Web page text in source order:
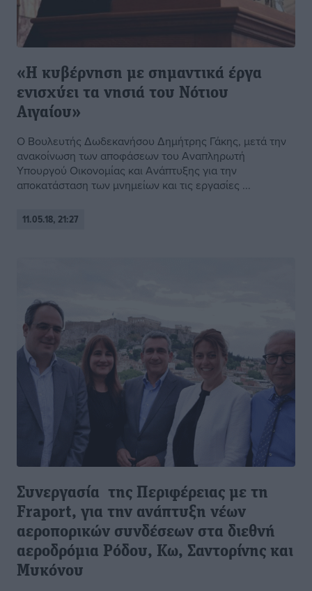
«Η κυβέρνηση με σημαντικά έργα
ενισχύει τα νησιά του Νότιου
Αιγαίου»
Ο Βουλευτής Δωδεκανήσου Δημήτρης Γάκης, μετά την
ανακοίνωση των αποφάσεων του Αναπληρωτή
Υπουργού Οικονομίας και Ανάπτυξης για την
αποκατάσταση των μνημείων και τις εργασίες ...
11.05.18, 21:27
Συνεργασία της Περιφέρειας με τη
Fraport, για την ανάπτυξη νέων
αεροπορικών συνδέσεων στα διεθνή
αεροδρόμια Ρόδου, Κω, Σαντορίνης και
Μυκόνου